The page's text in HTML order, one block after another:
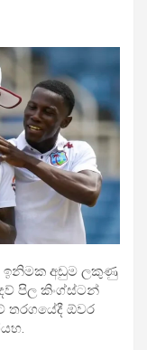
ඉනිමක අඩුම ලකුණු
පිල කිංග්ස්ටන්
තරගයේදී ඕවර